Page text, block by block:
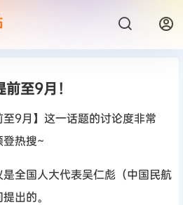
至9月！
9月】这一话题的讨论度非常
登热搜~
全国人大代表吴仁彪（中国民航
出的。